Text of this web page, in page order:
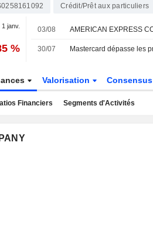
Crédit/Prêt aux particuliers
1 janv.
%
03/08
30/07
Valorisation Consensus
Financiers Segments d'Activités